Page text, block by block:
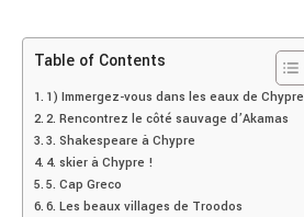
Table of Contents
1) Immergez-vous dans les eaux de
2. Rencontrez le côté sauvage d’Akamas
3. Shakespeare à Chypre
4. skier à Chypre !
5. Cap Greco
6. Les beaux villages de Troodos